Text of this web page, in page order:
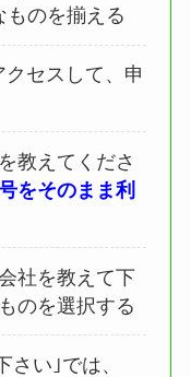
ものを揃える
クセスして、申
教えてくださ
をそのまま利
社を教えて下
のを選択する
い｣では、